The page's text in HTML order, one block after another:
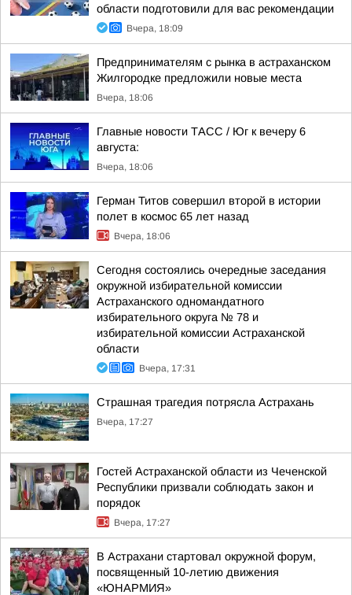
области подготовили для вас рекомендации
Вчера, 18:09
Предпринимателям с рынка в астраханском
Жилгородке предложили новые места
Вчера, 18:06
Главные новости ТАСС / Юг к вечеру 6
августа:
Вчера, 18:06
Герман Титов совершил второй в истории
полет в космос 65 лет назад
Вчера, 18:06
Сегодня состоялись очередные заседания
окружной избирательной комиссии
Астраханского одномандатного
избирательного округа № 78 и
избирательной комиссии Астраханской
области
Вчера, 17:31
Страшная трагедия потрясла Астрахань
Вчера, 17:27
Гостей Астраханской области из Чеченской
Республики призвали соблюдать закон и
порядок
Вчера, 17:27
В Астрахани стартовал окружной форум,
посвященный 10-летию движения
«ЮНАРМИЯ»